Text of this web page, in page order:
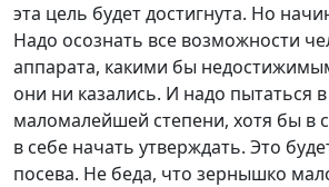
эта цель будет достигнута. Но
Надо осознать все возможности
аппарата, какими бы
они ни казались. И надо пытаться в
маломалейшей степени, хотя бы в
в себе начать утверждать. Это
посева. Не беда, что зернышко